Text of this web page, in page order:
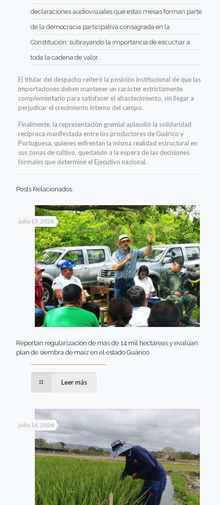
declaraciones audiovisuales que estas mesas forman parte
de la democracia participativa consagrada en la
Constitución, subrayando la importancia de escuchar a
toda la cadena de valor.
El titular del despacho reiteró la posición institucional de que las
importaciones deben mantener un carácter estrictamente
complementario para satisfacer el abastecimiento, sin llegar a
perjudicar el crecimiento interno del campo.
Finalmente, la representación gremial aplaudió la solidaridad
recíproca manifestada entre los productores de Guárico y
Portuguesa, quienes enfrentan la misma realidad estructural en
sus zonas de cultivo, quedando a la espera de las decisiones
formales que determine el Ejecutivo nacional.
Posts Relacionados
julio 17, 2026
Reportan regularización de más de 14 mil hectáreas y evalúan
plan de siembra de maíz en el estado Guárico
Leer más
julio 16, 2026